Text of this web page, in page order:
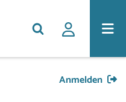
Anmelden